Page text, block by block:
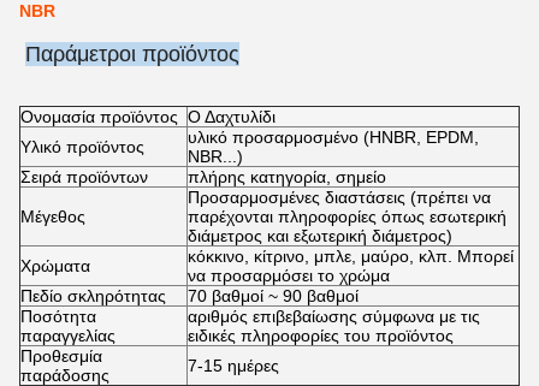
NBR
Παράμετροι προϊόντος
Ονομασία προϊόντος Ο Δαχτυλίδι
Υλικό προϊόντος
υλικό προσαρμοσμένο (HNBR, EPDM,
NBR...)
Σειρά προϊόντων
πλήρης κατηγορία, σημείο
Μέγεθος
Προσαρμοσμένες διαστάσεις (πρέπει να
παρέχονται πληροφορίες όπως εσωτερική
διάμετρος και εξωτερική διάμετρος)
Χρώματα
κόκκινο, κίτρινο, μπλε, μαύρο, κλπ. Μπορεί
να προσαρμόσει το χρώμα
Πεδίο σκληρότητας
70 βαθμοί ~ 90 βαθμοί
Ποσότητα
παραγγελίας
αριθμός επιβεβαίωσης σύμφωνα με τις
ειδικές πληροφορίες του προϊόντος
Προθεσμία
παράδοσης
7-15 ημέρες